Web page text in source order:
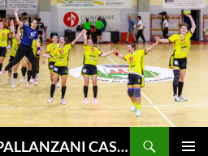
G.S.D. PALLAMANO SPALLANZANI CASALGRANDE